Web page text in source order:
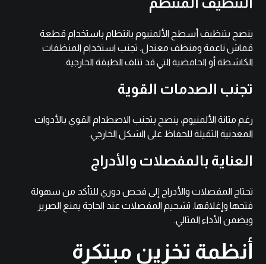
ينصح بتنظيف أسطح الألمنيوم بانتظام باستخدام قطعة
قماش ناعمة ومنظف معتدل. تجنب استخدام المنظفات
الكاشطة أو الحامضية التي قد تتلف الطبقة الخارجية.
تجنب الصدمات القوية
رغم متانة الألمنيوم، ينصح بتجنب الاصطدام القوي بالأدوات
المعدنية الثقيلة للحفاظ على الشكل الخارجي.
العناية بالمفصلات والأدراج
تحتاج المفصلات والأدراج إلى فحص دوري للتأكد من سهولة
فتحها وإغلاقها. تشحيم المفصلات عند الحاجة يمنع الصرير
ويضمن الأداء المثالي.
أنظمة تخزين مبتكرة